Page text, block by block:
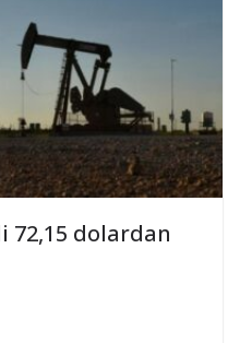
dolardan